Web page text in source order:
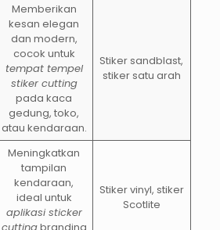
Memberikan
kesan elegan
dan modern,
cocok untuk
tempat tempel
stiker cutting
pada kaca
gedung, toko,
atau kendaraan.
Stiker sandblast,
stiker satu arah
Meningkatkan
tampilan
kendaraan,
ideal untuk
aplikasi sticker
Stiker vinyl, stiker
Scotlite